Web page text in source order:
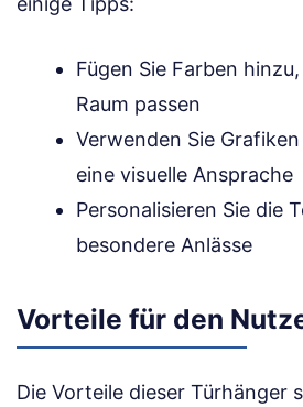
Fügen Sie Farben
Raum passen
Verwenden Sie
eine visuelle Ansprache
Personalisieren Sie die
besondere Anlässe
Vorteile für den
Die Vorteile dieser Türhänger